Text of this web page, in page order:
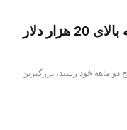
بیت کوین پس از سخنرانی پاول به بالای 20 هزار دلار
دو ماهه خود رسید، بزرگترین